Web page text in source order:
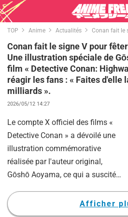
TOP Anime Actualités Conan fait le
Conan fait le signe V pour
Une illustration spéciale de
film « Detective Conan:
réagir les fans : « Faites d'elle
milliards ».
2026/05/12 14:27
Le compte X officiel des films «
Detective Conan » a dévoilé une
illustration commémorative
réalisée par l'auteur original,
Gōshō Aoyama, ce qui a suscité
les fans.
Selon les informations publiées, le
Afficher